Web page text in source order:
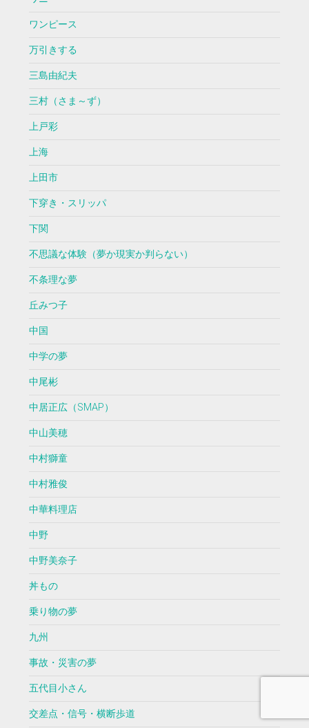
ワンピース
万引きする
三島由紀夫
三村（さま～ず）
上戸彩
上海
上田市
下穿き・スリッパ
下関
不思議な体験（夢か現実か判らない）
不条理な夢
丘みつ子
中国
中学の夢
中尾彬
中居正広（SMAP）
中山美穂
中村獅童
中村雅俊
中華料理店
中野
中野美奈子
丼もの
乗り物の夢
九州
事故・災害の夢
五代目小さん
交差点・信号・横断歩道